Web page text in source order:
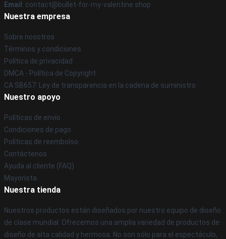
Email : contact@bullet-for-my-valentine.shop
Nuestra empresa
Sobre nosotros
Términos y condiciones
Política de privacidad
DMCA - Política de Copyright
CA SB657: Ley de transparencia en la cadena de suministro
Nuestro apoyo
Políticas de envío
Condiciones de pago
Políticas de reembolso
Contáctenos
Ayuda al cliente (FAQ)
Mayorista
Nuestra tienda
Nuestros productos están diseñados por nuestro equipo de diseño
de clase mundial. Ofrecemos una amplia variedad de productos de
diseño de alta calidad y hermosa. No son sólo para el espectáculo,